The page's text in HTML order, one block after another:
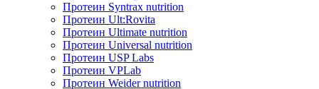
Протеин Syntrax nutrition
Протеин Ult:Rovita
Протеин Ultimate nutrition
Протеин Universal nutrition
Протеин USP Labs
Протеин VPLab
Протеин Weider nutrition